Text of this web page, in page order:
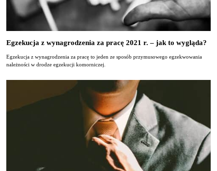
Egzekucja z wynagrodzenia za pracę 2021 r. – jak to wygląda?
Egzekucja z wynagrodzenia za pracę to jeden ze sposób przymusowego egzekwowania
należności w drodze egzekucji komorniczej.